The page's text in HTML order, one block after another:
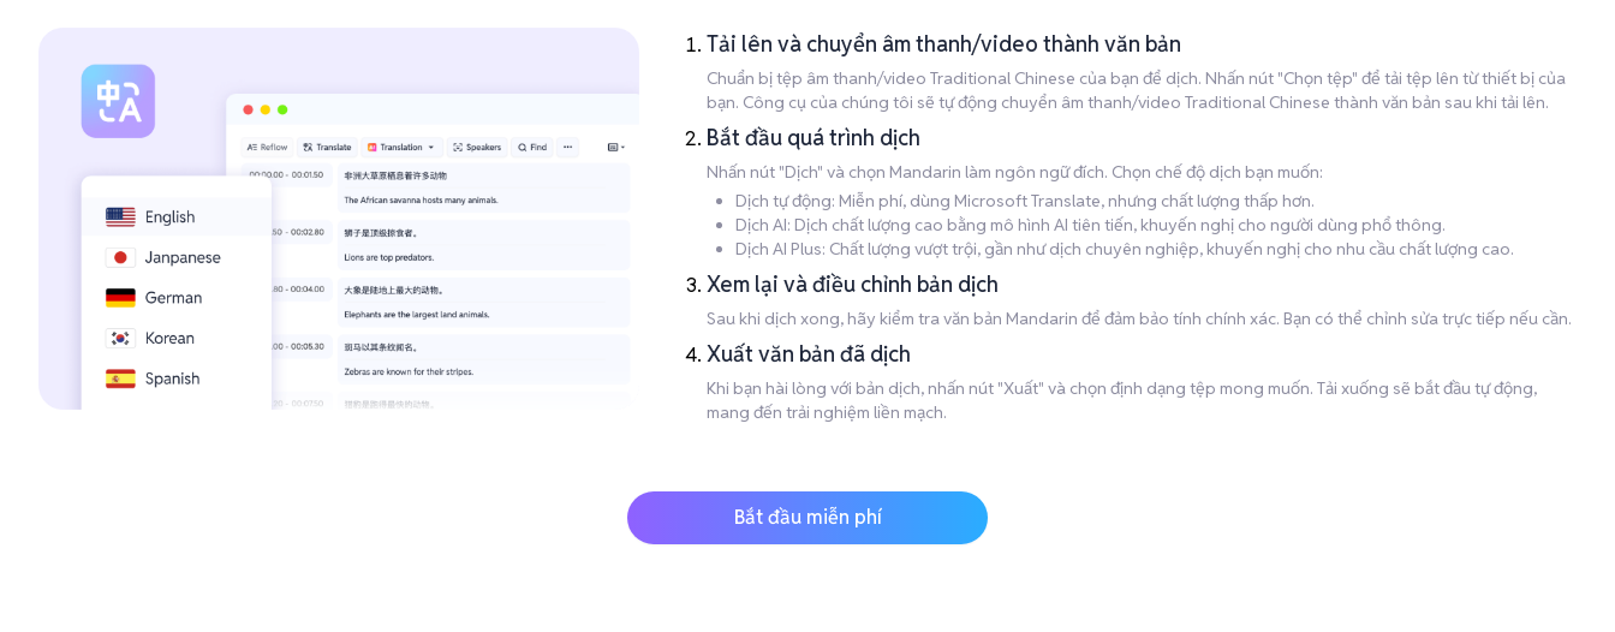
Tải lên và chuyển âm thanh/video thành văn bản
Chuẩn bị tệp âm thanh/video Traditional Chinese của bạn để dịch. Nhấn nút "Chọn tệp" để tải tệp lên từ thiết bị của
bạn. Công cụ của chúng tôi sẽ tự động chuyển âm thanh/video Traditional Chinese thành văn bản sau khi tải lên.
Bắt đầu quá trình dịch
Nhấn nút "Dịch" và chọn Mandarin làm ngôn ngữ đích. Chọn chế độ dịch bạn muốn:
Dịch tự động: Miễn phí, dùng Microsoft Translate, nhưng chất lượng thấp hơn.
Dịch AI: Dịch chất lượng cao bằng mô hình AI tiên tiến, khuyến nghị cho người dùng phổ thông.
Dịch AI Plus: Chất lượng vượt trội, gần như dịch chuyên nghiệp, khuyến nghị cho nhu cầu chất lượng cao.
Xem lại và điều chỉnh bản dịch
Sau khi dịch xong, hãy kiểm tra văn bản Mandarin để đảm bảo tính chính xác. Bạn có thể chỉnh sửa trực tiếp nếu cần.
Xuất văn bản đã dịch
Khi bạn hài lòng với bản dịch, nhấn nút "Xuất" và chọn định dạng tệp mong muốn. Tải xuống sẽ bắt đầu tự động,
mang đến trải nghiệm liền mạch.
Bắt đầu miễn phí